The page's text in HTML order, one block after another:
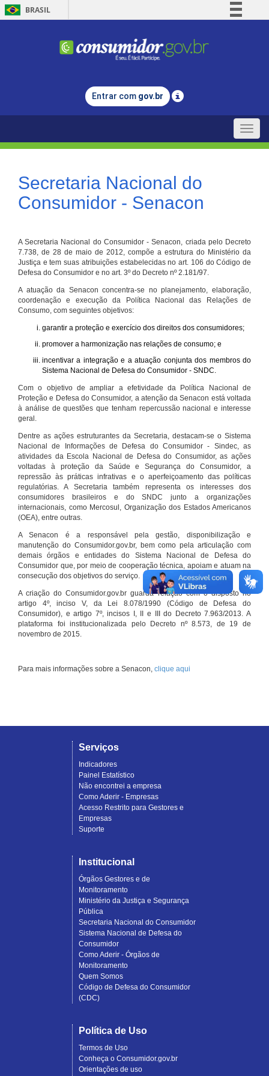
BRASIL
Comunica BR
Legislação
Entrar com gov.br
Toggle
Secretaria Nacional do
Consumidor - Senacon
A Secretaria Nacional do Consumidor - Senacon, criada pelo Decreto
7.738, de 28 de maio de 2012, compõe a estrutura do Ministério da
Justiça e tem suas atribuições estabelecidas no art. 106 do Código de
Defesa do Consumidor e no art. 3º do Decreto nº 2.181/97.
A atuação da Senacon concentra-se no planejamento, elaboração,
coordenação e execução da Política Nacional das Relações de
Consumo, com seguintes objetivos:
garantir a proteção e exercício dos direitos dos consumidores;
promover a harmonização nas relações de consumo; e
incentivar a integração e a atuação conjunta dos membros do
Sistema Nacional de Defesa do Consumidor - SNDC.
Com o objetivo de ampliar a efetividade da Política Nacional de
Proteção e Defesa do Consumidor, a atenção da Senacon está voltada
à análise de questões que tenham repercussão nacional e interesse
geral.
Dentre as ações estruturantes da Secretaria, destacam-se o Sistema
Nacional de Informações de Defesa do Consumidor - Sindec, as
atividades da Escola Nacional de Defesa do Consumidor, as ações
voltadas à proteção da Saúde e Segurança do Consumidor, a
repressão às práticas infrativas e o aperfeiçoamento das políticas
regulatórias. A Secretaria também representa os interesses dos
consumidores brasileiros e do SNDC junto a organizações
internacionais, como Mercosul, Organização dos Estados Americanos
(OEA), entre outras.
A Senacon é a responsável pela gestão, disponibilização e
manutenção do Consumidor.gov.br, bem como pela articulação com
demais órgãos e entidades do Sistema Nacional de Defesa do
Consumidor que, por meio de cooperação técnica, apoiam e atuam na
consecução dos objetivos do serviço.
A criação do Consumidor.gov.br guarda relação com o disposto no
artigo 4º, inciso V, da Lei 8.078/1990 (Código de Defesa do
Consumidor), e artigo 7º, incisos I, II e III do Decreto 7.963/2013. A
plataforma foi institucionalizada pelo Decreto nº 8.573, de 19 de
novembro de 2015.
Para mais informações sobre a Senacon, clique aqui
Serviços
Indicadores
Painel Estatístico
Não encontrei a empresa
Como Aderir - Empresas
Acesso Restrito para Gestores e
Empresas
Suporte
Institucional
Órgãos Gestores e de
Monitoramento
Ministério da Justiça e Segurança
Pública
Secretaria Nacional do Consumidor
Sistema Nacional de Defesa do
Consumidor
Como Aderir - Órgãos de
Monitoramento
Quem Somos
Código de Defesa do Consumidor
(CDC)
Política de Uso
Termos de Uso
Conheça o Consumidor.gov.br
Orientações de uso